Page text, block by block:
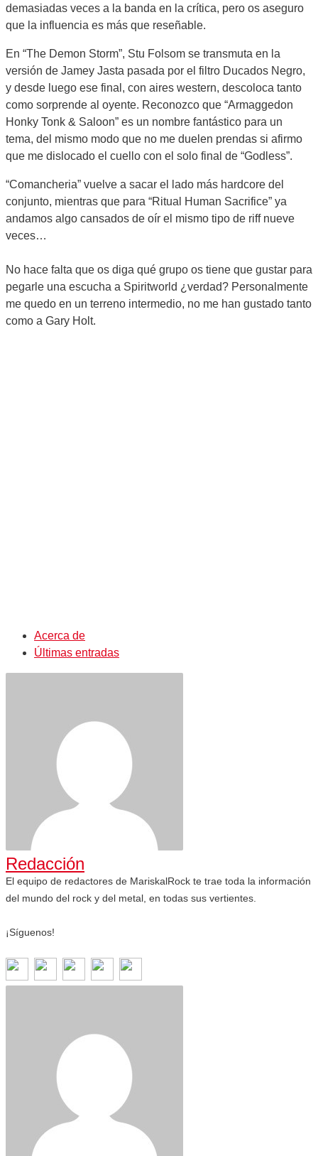
demasiadas veces a la banda en la crítica, pero os aseguro
que la influencia es más que reseñable.
En “The Demon Storm”, Stu Folsom se transmuta en la
versión de Jamey Jasta pasada por el filtro Ducados Negro,
y desde luego ese final, con aires western, descoloca tanto
como sorprende al oyente. Reconozco que “Armaggedon
Honky Tonk & Saloon” es un nombre fantástico para un
tema, del mismo modo que no me duelen prendas si afirmo
que me dislocado el cuello con el solo final de “Godless”.
“Comancheria” vuelve a sacar el lado más hardcore del
conjunto, mientras que para “Ritual Human Sacrifice” ya
andamos algo cansados de oír el mismo tipo de riff nueve
veces…
No hace falta que os diga qué grupo os tiene que gustar para
pegarle una escucha a Spiritworld ¿verdad? Personalmente
me quedo en un terreno intermedio, no me han gustado tanto
como a Gary Holt.
Acerca de
Últimas entradas
Redacción
El equipo de redactores de MariskalRock te trae toda la información
del mundo del rock y del metal, en todas sus vertientes.
¡Síguenos!